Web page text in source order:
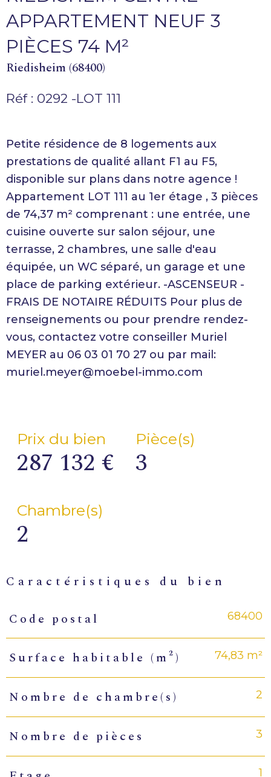
APPARTEMENT NEUF 3
PIÈCES 74 M²
Riedisheim (68400)
Réf : 0292 -LOT 111
Petite résidence de 8 logements aux
prestations de qualité allant F1 au F5,
disponible sur plans dans notre agence !
Appartement LOT 111 au 1er étage , 3 pièces
de 74,37 m² comprenant : une entrée, une
cuisine ouverte sur salon séjour, une
terrasse, 2 chambres, une salle d'eau
équipée, un WC séparé, un garage et une
place de parking extérieur. -ASCENSEUR -
FRAIS DE NOTAIRE RÉDUITS Pour plus de
renseignements ou pour prendre rendez-
vous, contactez votre conseiller Muriel
MEYER au 06 03 01 70 27 ou par mail:
muriel.meyer@moebel-immo.com
Prix du bien
287 132 €
Pièce(s)
3
Chambre(s)
2
caractéristiques du bien
Caractéristiques
Code postal 68400
Surface habitable (m²) 74,83 m²
Nombre de chambre(s) 2
Nombre de pièces 3
1